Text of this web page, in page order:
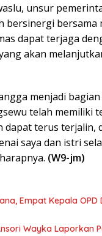
unsur
bersama
dapat terjaga
akan
menjadi
telah memiliki
terus terjalin,
saya dan istri
(W9-jm)
Empat Kepala OPD
Wayka Laporkan